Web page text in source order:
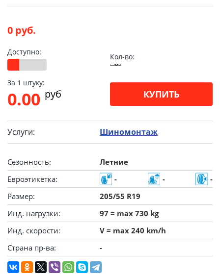
0 руб.
Доступно:
Кол-во:
За 1 штуку:
0.00 pуб КУПИТЬ
Услуги: Шиномонтаж
Сезонность:
Летние
Евроэтикетка:
- -
-
Размер:
205/55 R19
Инд. нагрузки:
97 = max 730 kg
Инд. скорости:
V = max 240 km/h
Страна пр-ва:
-